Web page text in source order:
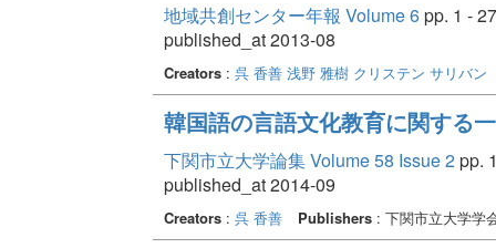
地域共創センター年報 Volume 6pp. 1 - 27
published_at 2013-08
Creators: 呉 香善 浅野 雅樹 クリステン サリバン
韓国語の言語文化教育に関する
下関市立大学論集 Volume 58 Issue 2pp.
published_at 2014-09
Creators: 呉 香善 Publishers: 下関市立大学学